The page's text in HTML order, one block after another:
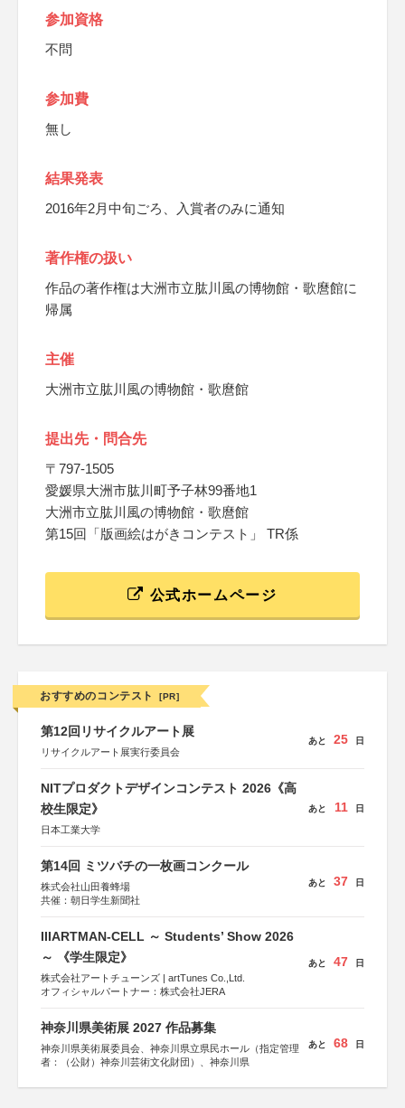
参加資格
不問
参加費
無し
結果発表
2016年2月中旬ごろ、入賞者のみに通知
著作権の扱い
作品の著作権は大洲市立肱川風の博物館・歌麿館に
帰属
主催
大洲市立肱川風の博物館・歌麿館
提出先・問合先
〒797-1505
愛媛県大洲市肱川町予子林99番地1
大洲市立肱川風の博物館・歌麿館
第15回「版画絵はがきコンテスト」 TR係
公式ホームページ
おすすめのコンテスト [PR]
第12回リサイクルアート展
リサイクルアート展実行委員会
あと 25 日
NITプロダクトデザインコンテスト 2026《高
校生限定》
日本工業大学
あと 11 日
第14回 ミツバチの一枚画コンクール
株式会社山田養蜂場
共催：朝日学生新聞社
あと 37 日
IIIARTMAN-CELL ～ Students’ Show 2026
～ 《学生限定》
株式会社アートチューンズ | artTunes Co.,Ltd.
オフィシャルパートナー：株式会社JERA
あと 47 日
神奈川県美術展 2027 作品募集
神奈川県美術展委員会、神奈川県立県民ホール（指定管理
者：（公財）神奈川芸術文化財団）、神奈川県
あと 68 日